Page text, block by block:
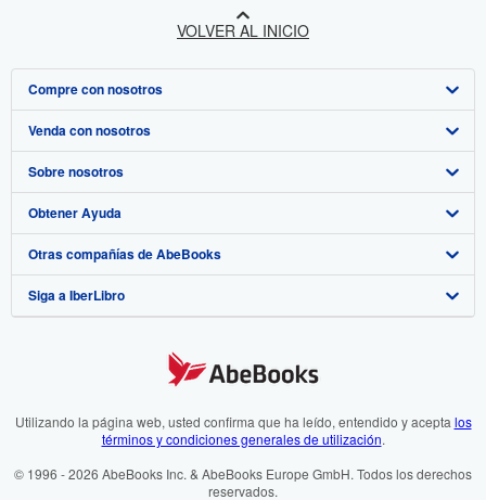
VOLVER AL INICIO
Compre con nosotros
Búsqueda avanzada
Colecciones
Mi cuenta
Mis pedidos
Ver carrito
Venda con nosotros
Comenzar a vender
Únase a nuestro programa de afiliados
Recomiende un vendedor
Sobre nosotros
Sobre IberLibro
Medios
Empleo
Preferencias de cookies
Aviso de cookies
Obtener Ayuda
Preguntas frecuentes y guías
Atención al Cliente
Otras compañías de AbeBooks
AbeBooks.com
AbeBooks.fr
Siga a IberLibro
Utilizando la página web, usted confirma que ha leído, entendido y acepta los
términos y condiciones generales de utilización.
© 1996 - 2026 AbeBooks Inc. & AbeBooks Europe GmbH. Todos los derechos
reservados.